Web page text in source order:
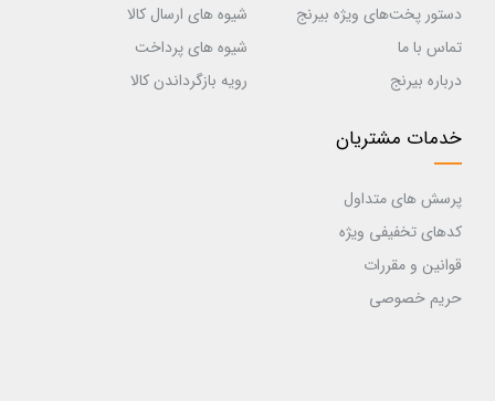
دستور پخت‌های ویژه بیرنج
تماس با ما
درباره بیرنج
شیوه های ارسال کالا
شیوه های پرداخت
رویه بازگرداندن کالا
خدمات مشتریان
پرسش های متداول
کدهای تخفیفی ویژه
قوانین و مقررات
حریم خصوصی